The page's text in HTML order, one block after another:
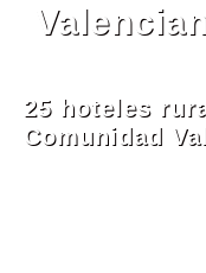
25 hoteles
Comunidad